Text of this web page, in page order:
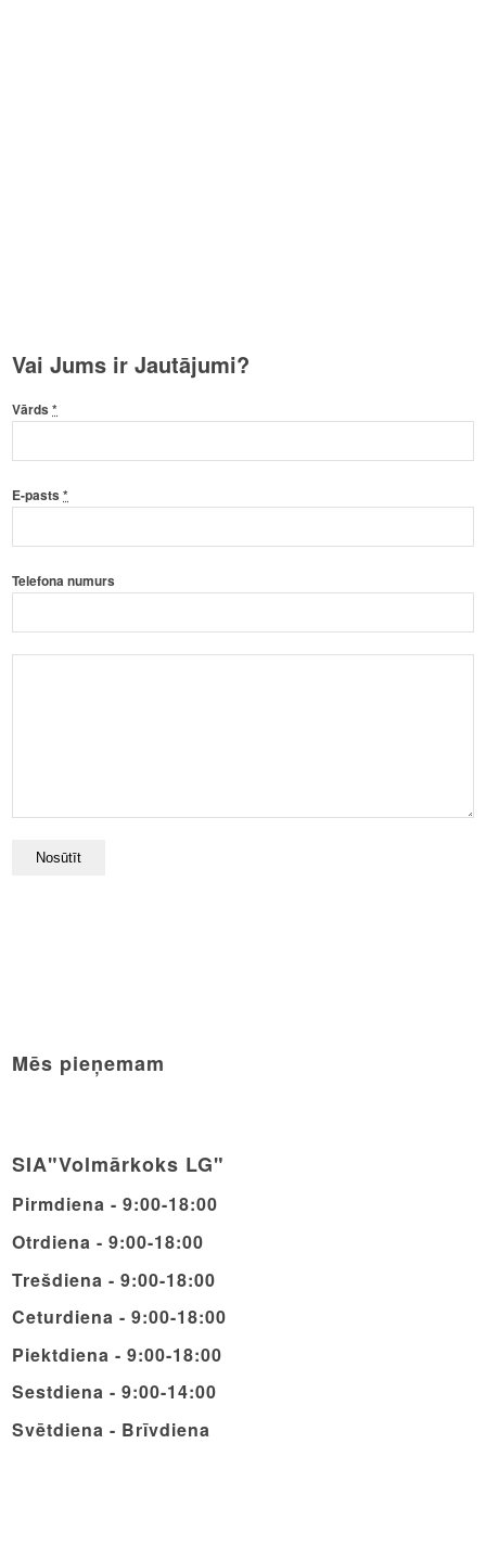
Vai Jums ir Jautājumi?
Vārds*
E-pasts*
Telefona numurs
Mēs pieņemam
SIA"Volmārkoks LG"
Pirmdiena - 9:00-18:00
Otrdiena - 9:00-18:00
Trešdiena - 9:00-18:00
Ceturdiena - 9:00-18:00
Piektdiena - 9:00-18:00
Sestdiena - 9:00-14:00
Svētdiena - Brīvdiena